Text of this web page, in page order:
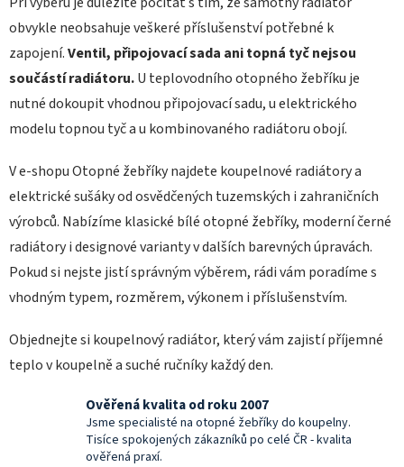
obvykle neobsahuje veškeré příslušenství potřebné k
zapojení.Ventil, připojovací sada ani topná tyč nejsou
součástí radiátoru.U teplovodního otopného žebříku je
nutné dokoupit vhodnou připojovací sadu, u elektrického
modelu topnou tyč a u kombinovaného radiátoru obojí.
V e-shopu Otopné žebříky najdete koupelnové radiátory a
elektrické sušáky od osvědčených tuzemských i zahraničních
výrobců. Nabízíme klasické bílé otopné žebříky, moderní černé
radiátory i designové varianty v dalších barevných úpravách.
Pokud si nejste jistí správným výběrem, rádi vám poradíme s
vhodným typem, rozměrem, výkonem i příslušenstvím.
Objednejte si koupelnový radiátor, který vám zajistí příjemné
teplo v koupelně a suché ručníky každý den.
Ověřená kvalita od roku 2007
Jsme specialisté na otopné žebříky do koupelny.
Tisíce spokojených zákazníků po celé ČR - kvalita
ověřená praxí.